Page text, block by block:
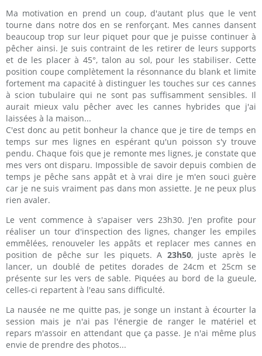
Ma motivation en prend un coup, d'autant plus que le vent
tourne dans notre dos en se renforçant. Mes cannes dansent
beaucoup trop sur leur piquet pour que je puisse continuer à
pêcher ainsi. Je suis contraint de les retirer de leurs supports
et de les placer à 45°, talon au sol, pour les stabiliser. Cette
position coupe complètement la résonnance du blank et limite
fortement ma capacité à distinguer les touches sur ces cannes
à scion tubulaire qui ne sont pas suffisamment sensibles. Il
aurait mieux valu pêcher avec les cannes hybrides que j'ai
laissées à la maison...
C'est donc au petit bonheur la chance que je tire de temps en
temps sur mes lignes en espérant qu'un poisson s'y trouve
pendu. Chaque fois que je remonte mes lignes, je constate que
mes vers ont disparu. Impossible de savoir depuis combien de
temps je pêche sans appât et à vrai dire je m'en souci guère
car je ne suis vraiment pas dans mon assiette. Je ne peux plus
rien avaler.
Le vent commence à s'apaiser vers 23h30. J'en profite pour
réaliser un tour d'inspection des lignes, changer les empiles
emmêlées, renouveler les appâts et replacer mes cannes en
position de pêche sur les piquets. A 23h50, juste après le
lancer, un doublé de petites dorades de 24cm et 25cm se
présente sur les vers de sable. Piquées au bord de la gueule,
celles-ci repartent à l'eau sans difficulté.
La nausée ne me quitte pas, je songe un instant à écourter la
session mais je n'ai pas l'énergie de ranger le matériel et
repars m'assoir en attendant que ça passe. Je n'ai même plus
envie de prendre des photos...